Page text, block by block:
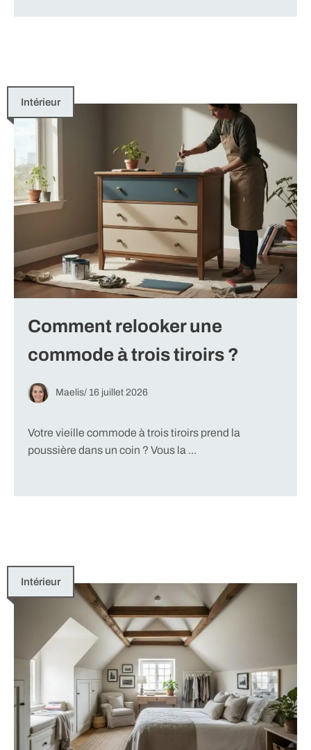
Intérieur
Comment relooker une
commode à trois tiroirs ?
Maelis/ 16 juillet 2026
Votre vieille commode à trois tiroirs prend la
poussière dans un coin ? Vous la ...
Intérieur